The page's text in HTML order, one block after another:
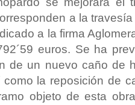
a la
a la firma
euros. Se ha
de un nuevo caño de
la reposición de
objeto de esta